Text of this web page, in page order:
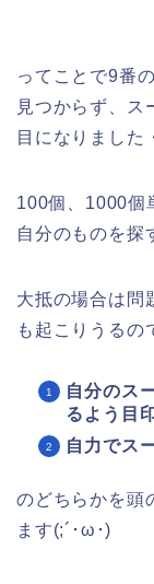
ってことで9番
見つからず、ス
目になりました
100個、1000個
自分のものを
大抵の場合は問
も起こりうるの
自分のス
るよう目
自力でス
のどちらかを頭
ます(;´･ω･)